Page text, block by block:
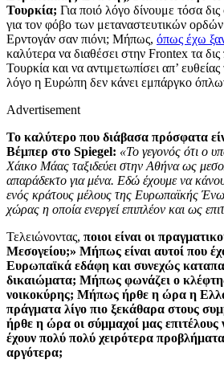
Τουρκία; Για ποιό λόγο δίνουμε τόσα
για τον φόβο των μεταναστευτικών
Ερντογάν σαν πιόνι; Μήπως, όπως έχω
καλύτερα να διαθέσει στην Frontex τα
Τουρκία και να αντιμετωπίσει απ’
λόγο η Ευρώπη δεν κάνει εμπάργκο
Advertisement
Το καλύτερο που διάβασα πρόσφατα
Βέμπερ στο Spiegel: «Το γεγονός ότι ο
Χάικο Μάας ταξιδεύει στην Αθήνα ως
απαράδεκτο για μένα. Εδώ έχουμε να
ενός κράτους μέλους της Ευρωπαϊκής
χώρας η οποία ενεργεί επιπλέον και ως
Τελειώνοντας, ποιοι είναι οι
Μεσογείου;» Μήπως είναι αυτοί που
Ευρωπαϊκά εδάφη και συνεχώς
δικαιώματα; Μήπως φωνάζει ο
νοικοκύρης; Μήπως ήρθε η ώρα η
πράγματα λίγο πιο ξεκάθαρα στους
ήρθε η ώρα οι σύμμαχοί μας επιτέλους
έχουν πολύ πολύ χειρότερα
αργότερα;